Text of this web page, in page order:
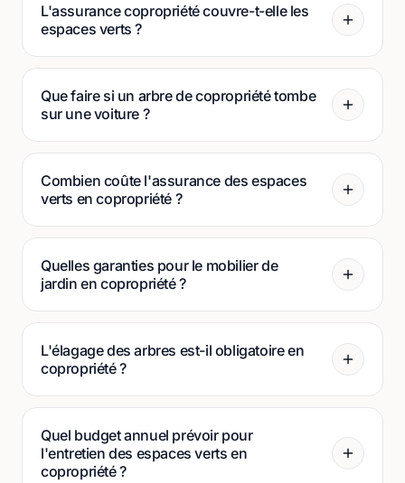
L'assurance copropriété couvre-t-elle les
espaces verts ?
Que faire si un arbre de copropriété tombe
sur une voiture ?
Combien coûte l'assurance des espaces
verts en copropriété ?
Quelles garanties pour le mobilier de
jardin en copropriété ?
L'élagage des arbres est-il obligatoire en
copropriété ?
Quel budget annuel prévoir pour
l'entretien des espaces verts en
copropriété ?